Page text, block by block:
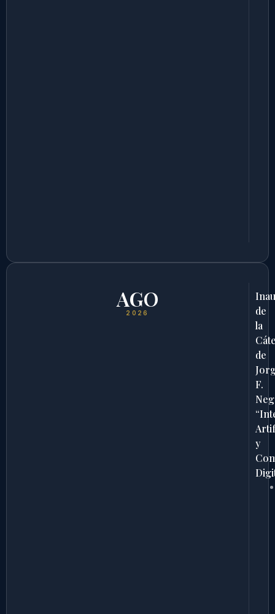
AGO
2026
de
la
de
F.
y